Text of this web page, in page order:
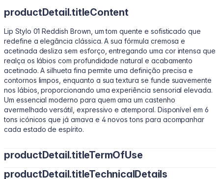
productDetail.titleContent
Lip Stylo 01 Reddish Brown, um tom quente e sofisticado que
redefine a elegância clássica. A sua fórmula cremosa e
acetinada desliza sem esforço, entregando uma cor intensa que
realça os lábios com profundidade natural e acabamento
acetinado. A silhueta fina permite uma definição precisa e
contornos limpos, enquanto a sua textura se funde suavemente
nos lábios, proporcionando uma experiência sensorial elevada.
Um essencial moderno para quem ama um castenho
avermelhado versátil, expressivo e atemporal. Disponível em 6
tons icónicos que já amava e 4 novos tons para acompanhar
cada estado de espírito.
productDetail.titleTermOfUse
• Tracez votre contour naturel à l’aide du bord affiné. • Inclinez
productDetail.titleTechnicalDetails